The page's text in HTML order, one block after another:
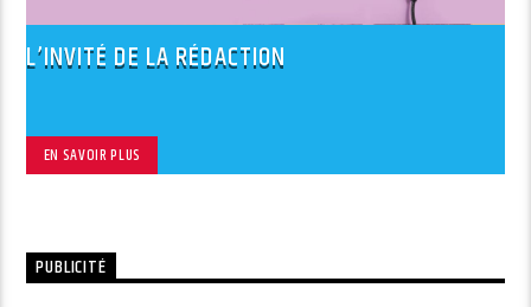
L’INVITÉ DE LA RÉDACTION
EN SAVOIR PLUS
PUBLICITÉ